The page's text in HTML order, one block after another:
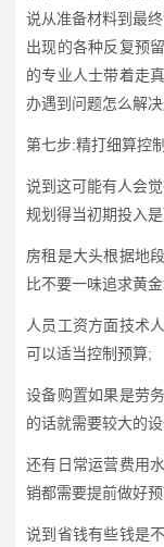
说从准备材料到最
出现的各种反复预
的专业人士带着走
办遇到问题怎么解
第七步:精打细算控
说到这可能有人会
规划得当初期投入
房租是大头根据地
比不要一味追求黄
人员工资方面技术
可以适当控制预算;
设备购置如果是劳
的话就需要较大的
还有日常运营费用
销都需要提前做好
说到省钱有些钱是